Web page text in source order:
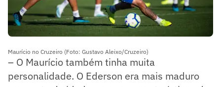
Maurício no Cruzeiro (Foto: Gustavo Aleixo/Cruzeiro)
– O Maurício também tinha muita
personalidade. O Ederson era mais maduro